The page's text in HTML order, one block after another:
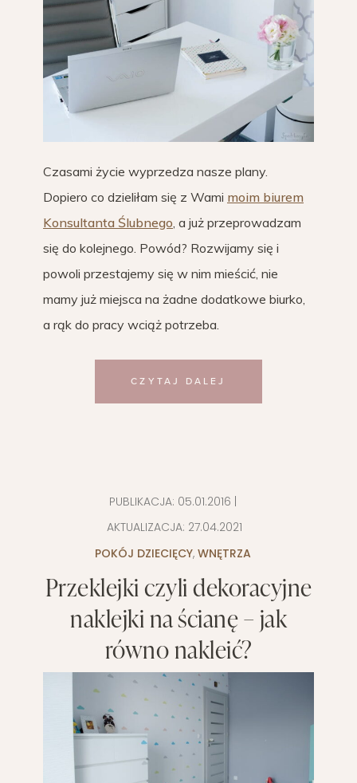
Czasami życie wyprzedza nasze plany.
Dopiero co dzieliłam się z Wami moim biurem
Konsultanta Ślubnego , a już przeprowadzam
się do kolejnego. Powód? Rozwijamy się i
powoli przestajemy się w nim mieścić, nie
mamy już miejsca na żadne dodatkowe biurko,
a rąk do pracy wciąż potrzeba.
CZYTAJ DALEJ
PUBLIKACJA: 05.01.2016 |
AKTUALIZACJA: 27.04.2021
POKÓJ DZIECIĘCY, WNĘTRZA
Przeklejki czyli dekoracyjne
naklejki na ścianę – jak
równo nakleić?